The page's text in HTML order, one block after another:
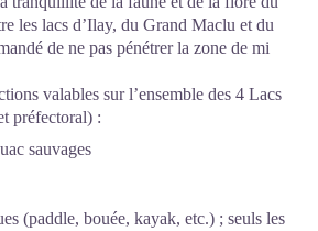
les lacs d’Ilay, du Grand Maclu et du
de ne pas pénétrer la zone de mi
valables sur l’ensemble des 4 Lacs
préfectoral) :
sauvages
(paddle, bouée, kayak, etc.) ; seuls les